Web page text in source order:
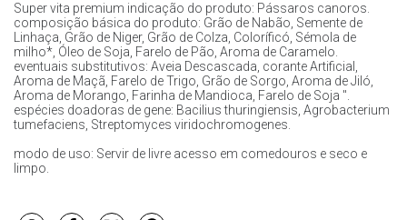
Super vita premium indicação do produto: Pássaros canoros.
composição básica do produto: Grão de Nabão, Semente de
Linhaça, Grão de Niger, Grão de Colza, Coloríficó, Sémola de
milho*, Óleo de Soja, Farelo de Pão, Aroma de Caramelo.
eventuais substitutivos: Aveia Descascada, corante Artificial,
Aroma de Maçã, Farelo de Trigo, Grão de Sorgo, Aroma de Jiló,
Aroma de Morango, Farinha de Mandioca, Farelo de Soja ".
espécies doadoras de gene: Bacilius thuringiensis, Agrobacterium
tumefaciens, Streptomyces viridochromogenes.
modo de uso: Servir de livre acesso em comedouros e seco e
limpo.